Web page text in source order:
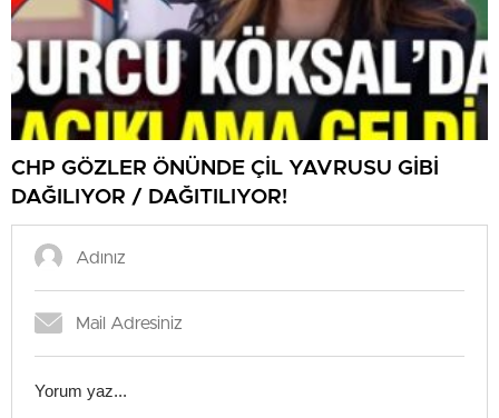
CHP GÖZLER ÖNÜNDE ÇİL YAVRUSU GİBİ
DAĞILIYOR / DAĞITILIYOR!